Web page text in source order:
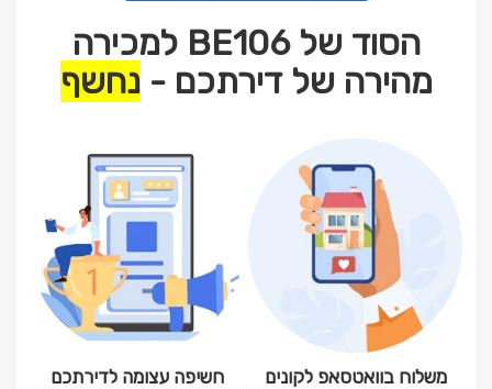
הסוד של BE106 למכירה
מהירה של דירתכם -נחשף
משלוח בוואטסאפ לקונים חשיפה עצומה לדירתכם